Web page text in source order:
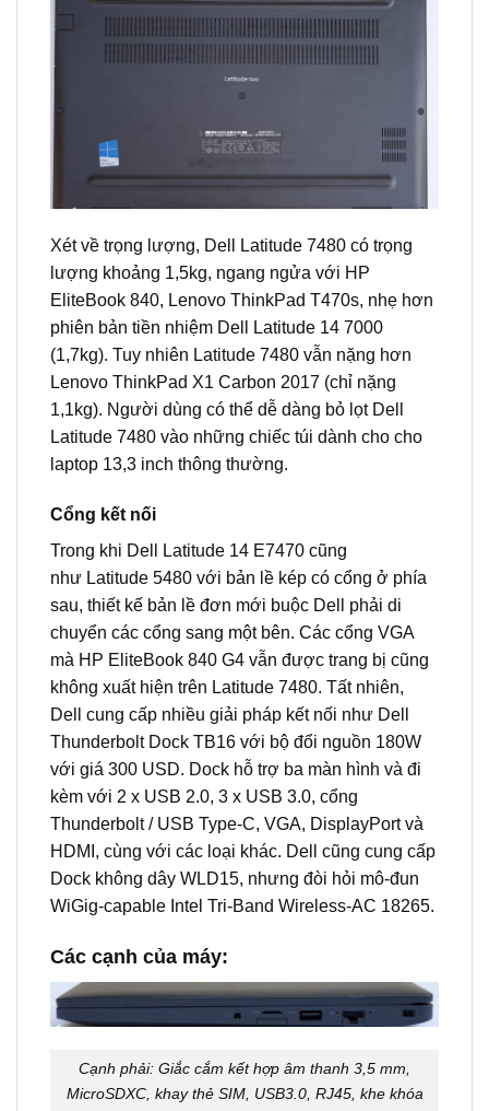
Xét về trọng lượng, Dell Latitude 7480 có trọng
lượng khoảng 1,5kg, ngang ngửa với HP
EliteBook 840, Lenovo ThinkPad T470s, nhẹ hơn
phiên bản tiền nhiệm Dell Latitude 14 7000
(1,7kg). Tuy nhiên Latitude 7480 vẫn nặng hơn
Lenovo ThinkPad X1 Carbon 2017 (chỉ nặng
1,1kg). Người dùng có thể dễ dàng bỏ lọt Dell
Latitude 7480 vào những chiếc túi dành cho cho
laptop 13,3 inch thông thường.
Cổng kết nối
Trong khi Dell Latitude 14 E7470 cũng
như Latitude 5480 với bản lề kép có cổng ở phía
sau, thiết kế bản lề đơn mới buộc Dell phải di
chuyển các cổng sang một bên. Các cổng VGA
mà HP EliteBook 840 G4 vẫn được trang bị cũng
không xuất hiện trên Latitude 7480. Tất nhiên,
Dell cung cấp nhiều giải pháp kết nối như Dell
Thunderbolt Dock TB16 với bộ đổi nguồn 180W
với giá 300 USD. Dock hỗ trợ ba màn hình và đi
kèm với 2 x USB 2.0, 3 x USB 3.0, cổng
Thunderbolt / USB Type-C, VGA, DisplayPort và
HDMI, cùng với các loại khác. Dell cũng cung cấp
Dock không dây WLD15, nhưng đòi hỏi mô-đun
WiGig-capable Intel Tri-Band Wireless-AC 18265.
Các cạnh của máy:
Cạnh phải: Giắc cắm kết hợp âm thanh 3,5 mm,
MicroSDXC, khay thẻ SIM, USB3.0, RJ45, khe khóa